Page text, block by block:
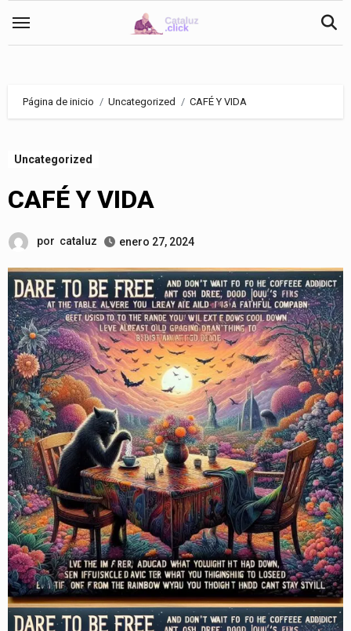
Página de inicio Uncategorized CAFÉ Y VIDA
Uncategorized
CAFÉ Y VIDA
por cataluz enero 27, 2024